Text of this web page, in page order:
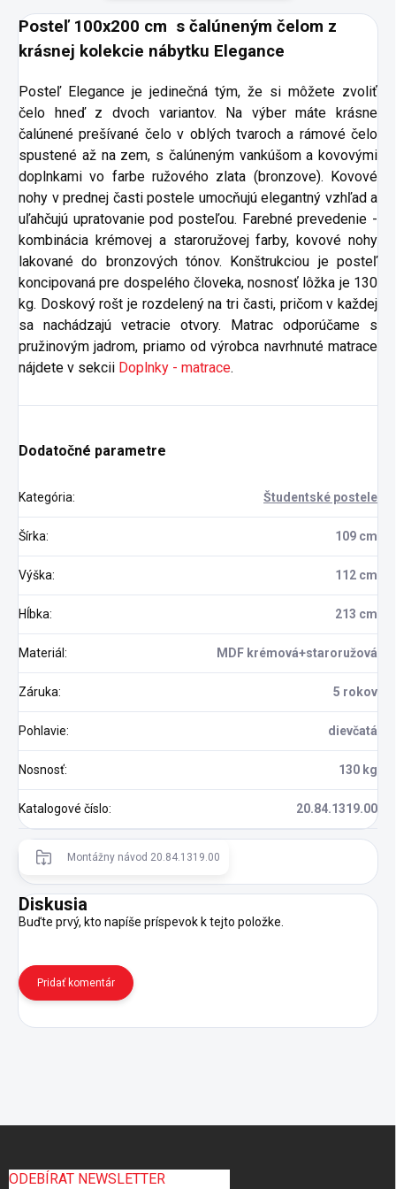
Posteľ 100x200 cm s čalúneným čelom z
krásnej kolekcie nábytku Elegance
Posteľ Elegance je jedinečná tým, že si môžete zvoliť
čelo hneď z dvoch variantov. Na výber máte krásne
čalúnené prešívané čelo v oblých tvaroch a rámové čelo
spustené až na zem, s čalúneným vankúšom a kovovými
doplnkami vo farbe ružového zlata (bronzove). Kovové
nohy v prednej časti postele umocňujú elegantný vzhľad a
uľahčujú upratovanie pod posteľou. Farebné prevedenie -
kombinácia krémovej a staroružovej farby, kovové nohy
lakované do bronzových tónov. Konštrukciou je posteľ
koncipovaná pre dospelého človeka, nosnosť lôžka je 130
kg. Doskový rošt je rozdelený na tri časti, pričom v každej
sa nachádzajú vetracie otvory. Matrac odporúčame s
pružinovým jadrom, priamo od výrobca navrhnuté matrace
nájdete v sekcii Doplnky - matrace.
Dodatočné parametre
Kategória: Študentské postele
Šírka: 109 cm
Výška: 112 cm
Hĺbka: 213 cm
Materiál: MDF krémová+staroružová
Záruka: 5 rokov
Pohlavie: dievčatá
Nosnosť: 130 kg
Katalogové číslo: 20.84.1319.00
Montážny návod 20.84.1319.00
Diskusia
Buďte prvý, kto napíše príspevok k tejto položke.
Pridať komentár
ODEBÍRAT NEWSLETTER